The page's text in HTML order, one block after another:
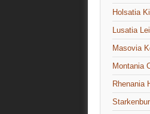
Holsatia
Lusatia
Masovia
Montania
Rhenania